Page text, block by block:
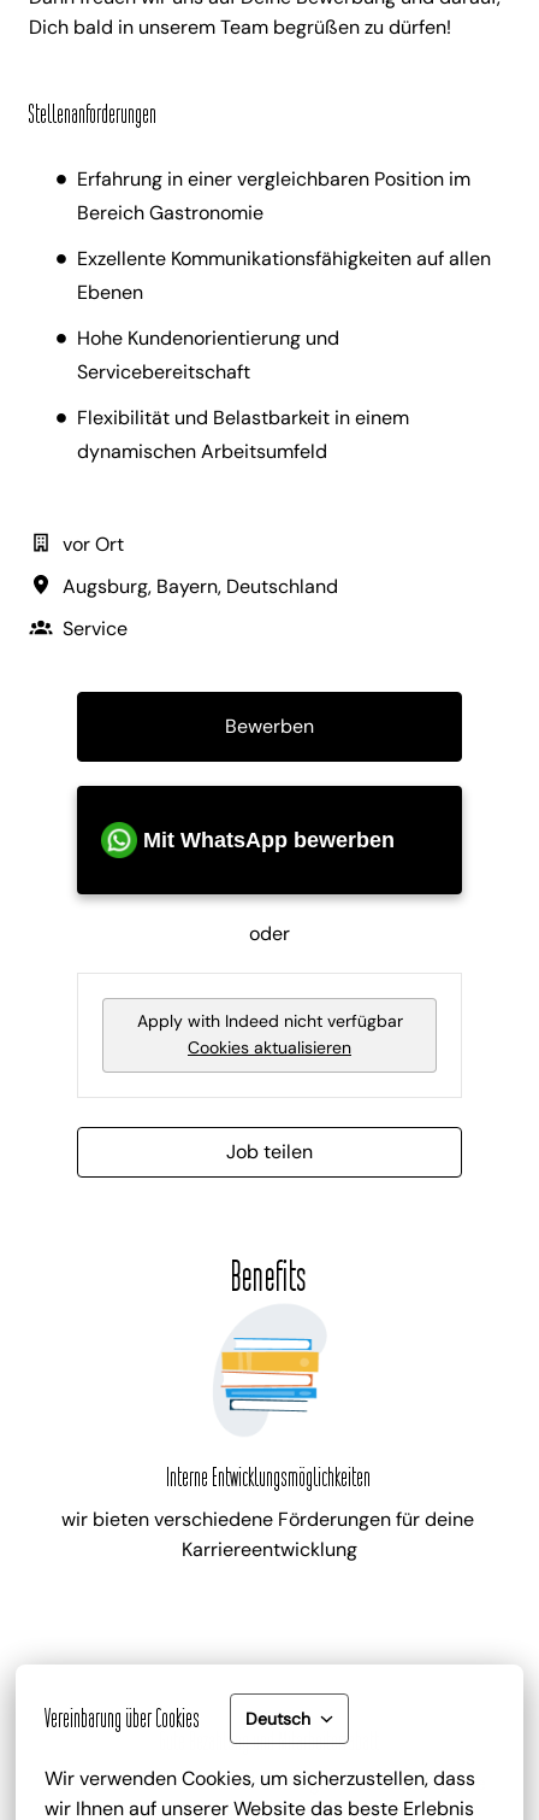
Vereinbarung über Cookies Deutsch
Wir verwenden Cookies, um sicherzustellen, dass
wir Ihnen auf unserer Website das beste Erlebnis
Dich bald in unserem Team begrüßen zu dürfen!
Stellenanforderungen
Erfahrung in einer vergleichbaren Position im
Bereich Gastronomie
Exzellente Kommunikationsfähigkeiten auf allen
Ebenen
Hohe Kundenorientierung und
Servicebereitschaft
Flexibilität und Belastbarkeit in einem
dynamischen Arbeitsumfeld
vor Ort
Augsburg, Bayern, Deutschland
Service
Bewerben
Mit WhatsApp bewerben
oder
Apply with Indeed nicht verfügbar
Cookies aktualisieren
Job teilen
Benefits
Interne Entwicklungsmöglichkeiten
wir bieten verschiedene Förderungen für deine
Karriereentwicklung
Gute Bezahlung und Mitarbeiterrabatt
zu deinem attraktiven Gehalt gib es zusätzlich die
Trinkgeldbeteiligung, Mitarbeiterrabatte und